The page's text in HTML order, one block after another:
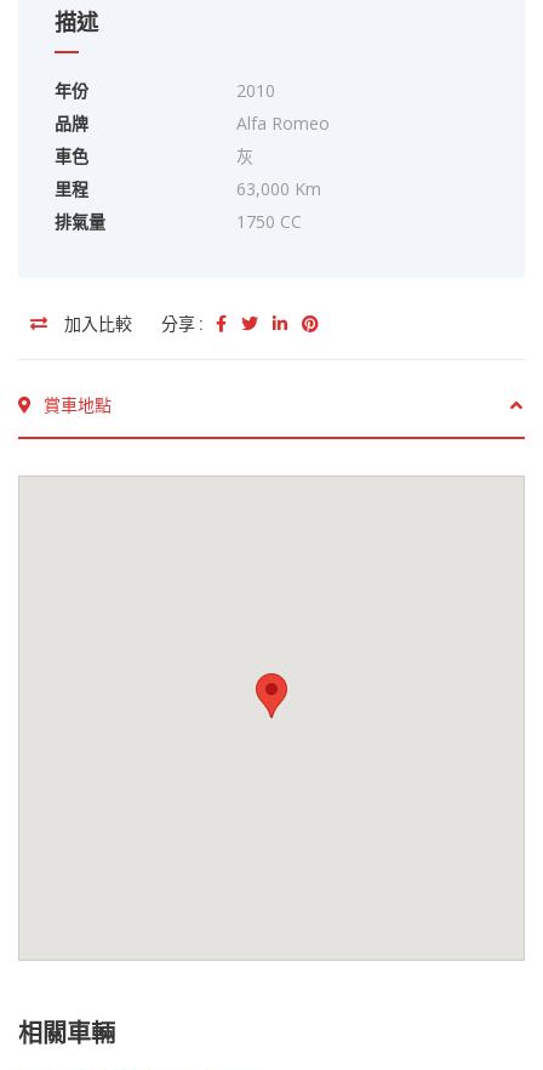
描述
年份
2010
品牌
Alfa Romeo
車色
灰
里程
63,000 Km
排氣量
1750 CC
加入比較 分享 :
賞車地點
相關車輛